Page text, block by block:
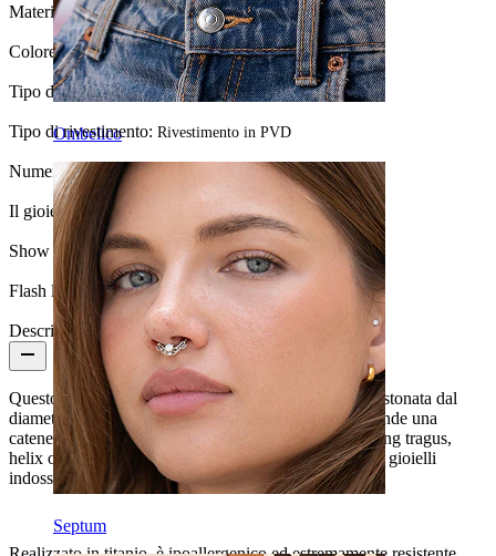
Ombelico
Septum
Materiale:Titanio
Colore della pietra:Trasparente
Tipo di pietra:Zirconia cubica
Tipo di rivestimento: Rivestimento in PVD
Numero di pezzi:1
Il gioiello ha un rivestimento?:Sì, completamente
Show pair option:Sì
Flash label: 3 per 2
Descrizione
Questo delicato labret presenta una piccola pietra incastonata dal
diametro di 3 mm. Dalla parte inferiore della pietra pende una
catenella lunga 26 mm per un look favoloso nei piercing tragus,
helix o lobo, mentre completa magnificamente gli altri gioielli
indossati all'orecchio.